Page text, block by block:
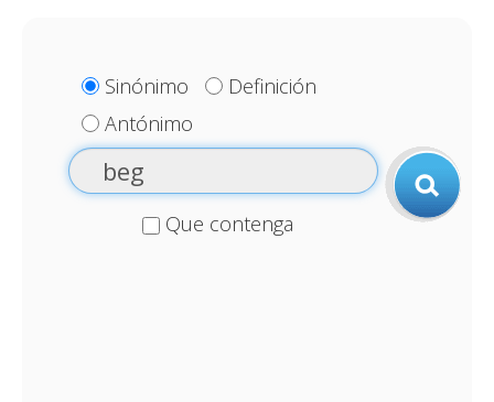
Sinónimo
Definición
Antónimo
Que contenga